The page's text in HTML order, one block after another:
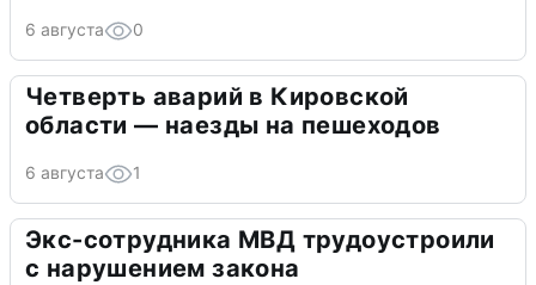
6 августа 0
Четверть аварий в Кировской
области — наезды на пешеходов
6 августа 1
Экс-сотрудника МВД трудоустроили
с нарушением закона